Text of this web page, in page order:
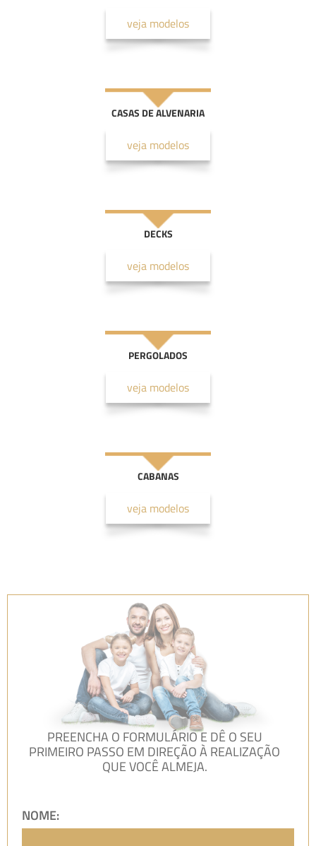
veja modelos
CASAS DE ALVENARIA
veja modelos
DECKS
veja modelos
PERGOLADOS
veja modelos
CABANAS
veja modelos
PREENCHA O FORMULÁRIO E DÊ O SEU
PRIMEIRO PASSO EM DIREÇÃO À REALIZAÇÃO
QUE VOCÊ ALMEJA.
NOME: